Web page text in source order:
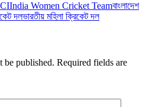
India Women Cricket Teamবাংলাদেশ
দলভারতীয় মহিলা ক্রিকেট দল
be published. Required fields are